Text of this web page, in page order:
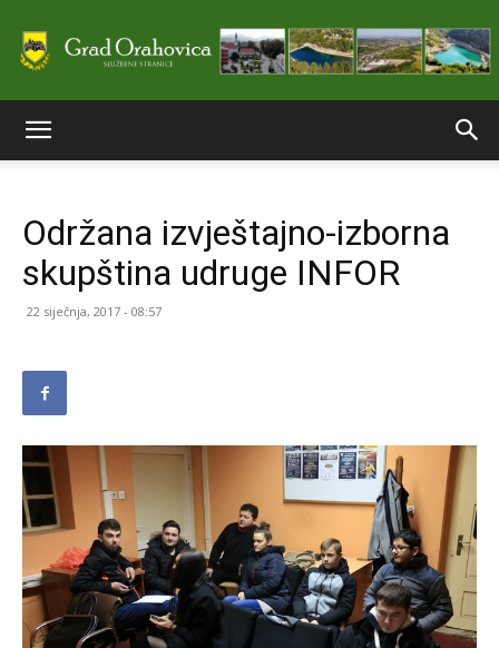
stranice
Održana izvještajno-izborna
skupština udruge INFOR
22 siječnja, 2017 - 08:57